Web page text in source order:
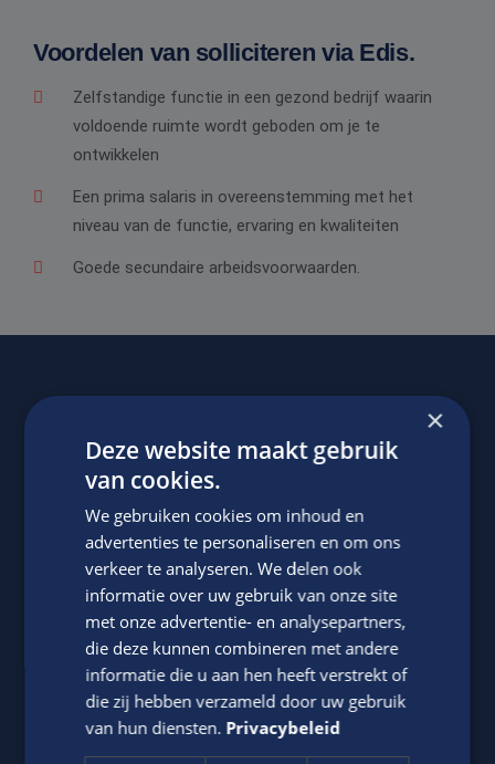
Voordelen van solliciteren via Edis.
Zelfstandige functie in een gezond bedrijf waarin
voldoende ruimte wordt geboden om je te
ontwikkelen
Een prima salaris in overeenstemming met het
niveau van de functie, ervaring en kwaliteiten
Goede secundaire arbeidsvoorwaarden.
Jasper Bout
Neem contact op met ons via telefoon of e-mail.
06-22790494
×
Deze website maakt gebruik
van cookies.
We gebruiken cookies om inhoud en
advertenties te personaliseren en om ons
verkeer te analyseren. We delen ook
informatie over uw gebruik van onze site
met onze advertentie- en analysepartners,
die deze kunnen combineren met andere
informatie die u aan hen heeft verstrekt of
die zij hebben verzameld door uw gebruik
van hun diensten. Privacybeleid